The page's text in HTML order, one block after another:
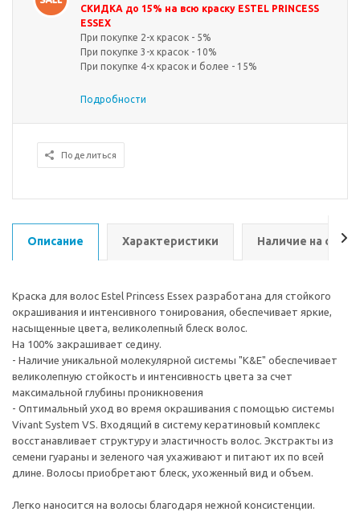
СКИДКА до 15% на всю краску ESTEL PRINCESS
ESSEX
При покупке 2-х красок - 5%
При покупке 3-х красок - 10%
При покупке 4-х красок и более - 15%
Подробности
Поделиться
Описание Характеристики Наличие на
Краска для волос Estel Princess Essex разработана для стойкого
окрашивания и интенсивного тонирования, обеспечивает яркие,
насыщенные цвета, великолепный блеск волос.
На 100% закрашивает седину.
- Наличие уникальной молекулярной системы "K&E" обеспечивает
великолепную стойкость и интенсивность цвета за счет
максимальной глубины проникновения
- Оптимальный уход во время окрашивания с помощью системы
Vivant System VS. Входящий в систему кератиновый комплекс
восстанавливает структуру и эластичность волос. Экстракты из
семени гуараны и зеленого чая ухаживают и питают их по всей
длине. Волосы приобретают блеск, ухоженный вид и объем.
Легко наносится на волосы благодаря нежной консистенции.